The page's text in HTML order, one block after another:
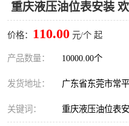
重庆液压油位表安装
价格： 110.00 元/个 起
产品数量： 10000.00个
发货地址： 广东省东莞市常
关键词： 重庆液压油位表